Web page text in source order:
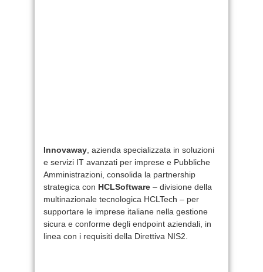
Innovaway , azienda specializzata in soluzioni
e servizi IT avanzati per imprese e Pubbliche
Amministrazioni, consolida la partnership
strategica con HCLSoftware – divisione della
multinazionale tecnologica HCLTech – per
supportare le imprese italiane nella gestione
sicura e conforme degli endpoint aziendali, in
linea con i requisiti della Direttiva NIS2.